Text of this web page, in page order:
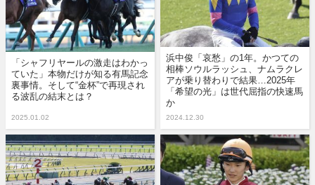
「シャフリヤールの激走はわかっ
ていた」本物だけが知る有馬記念
裏事情。そして“金杯”で再現され
る波乱の結末とは？
2025.01.02
浜中俊「哀愁」の1年。かつての
相棒ソウルラッシュ、ナムラクレ
アが乗り替わりで結果…2025年
「希望の光」は世代屈指の快速馬
か
2024.12.30